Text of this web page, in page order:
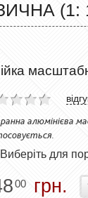
(1:
алюмінієва
Виберіть для
00 грн.